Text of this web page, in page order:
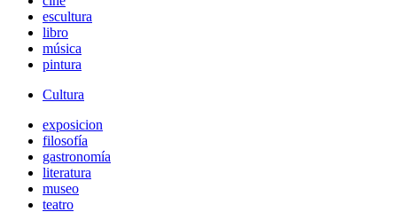
escultura
libro
música
pintura
Cultura
exposicion
filosofía
gastronomía
literatura
museo
teatro